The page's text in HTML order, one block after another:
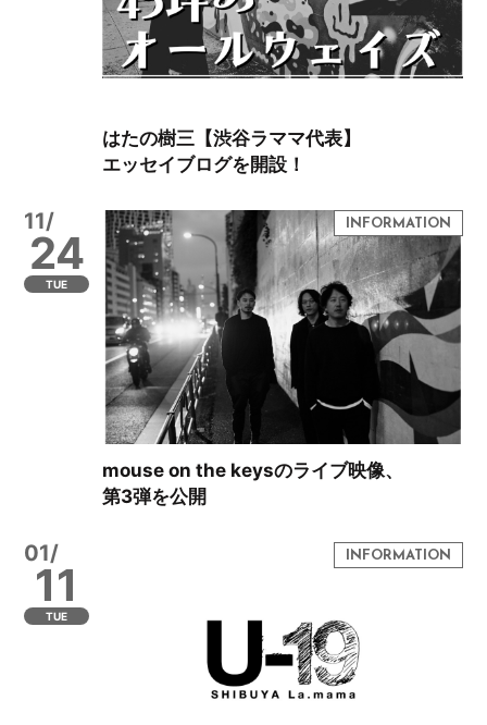
はたの樹三【渋谷ラママ代表】
エッセイブログを開設！
11/
24
TUE
mouse on the keysのライブ映像、
第3弾を公開
01/
11
TUE